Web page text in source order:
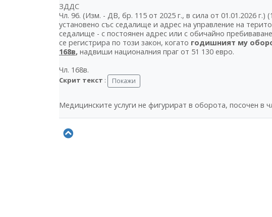
ЗДДС
Чл. 96. (Изм. - ДВ, бр. 115 от 2025 г., в сила от 01.01.2026
установено със седалище и адрес на управление на
седалище - с постоянен адрес или с обичайно
се регистрира по този закон, когато годишният му
168в, надвиши националния праг от 51 130 евро.
Чл. 168в.
Скрит текст :
Медицинските услуги не фигурират в оборота, посочен в